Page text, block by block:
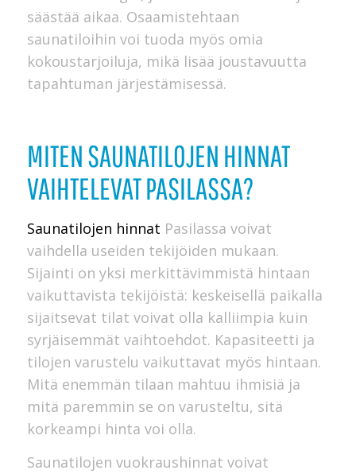
säästää aikaa. Osaamistehtaan
saunatiloihin voi tuoda myös omia
kokoustarjoiluja, mikä lisää joustavuutta
tapahtuman järjestämisessä.
MITEN SAUNATILOJEN HINNAT
VAIHTELEVAT PASILASSA?
Saunatilojen hinnat Pasilassa voivat
vaihdella useiden tekijöiden mukaan.
Sijainti on yksi merkittävimmistä hintaan
vaikuttavista tekijöistä: keskeisellä paikalla
sijaitsevat tilat voivat olla kalliimpia kuin
syrjäisemmät vaihtoehdot. Kapasiteetti ja
tilojen varustelu vaikuttavat myös hintaan.
Mitä enemmän tilaan mahtuu ihmisiä ja
mitä paremmin se on varusteltu, sitä
korkeampi hinta voi olla.
Saunatilojen vuokraushinnat voivat